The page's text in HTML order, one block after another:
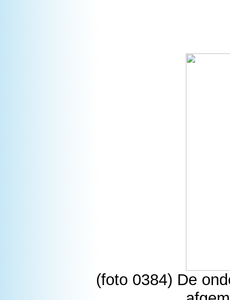
(foto 0384) De